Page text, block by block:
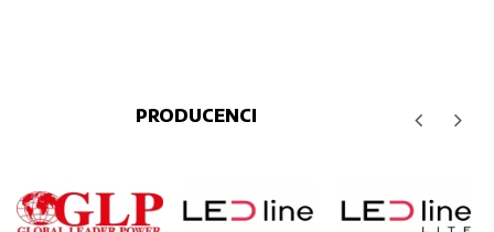
PRODUCENCI